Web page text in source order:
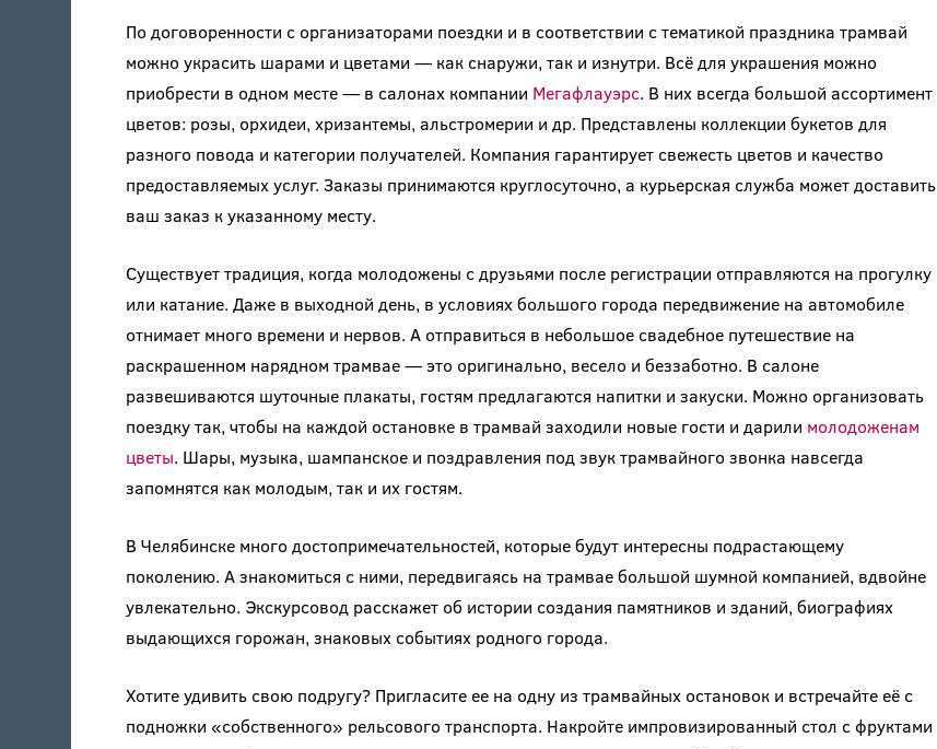
По договоренности с организаторами поездки и в соответствии с тематикой праздника трамвай
можно украсить шарами и цветами — как снаружи, так и изнутри. Всё для украшения можно
приобрести в одном месте — в салонах компании Мегафлауэрс. В них всегда большой ассортимент
цветов: розы, орхидеи, хризантемы, альстромерии и др. Представлены коллекции букетов для
разного повода и категории получателей. Компания гарантирует свежесть цветов и качество
предоставляемых услуг. Заказы принимаются круглосуточно, а курьерская служба может доставить
ваш заказ к указанному месту.
Существует традиция, когда молодожены с друзьями после регистрации отправляются на прогулку
или катание. Даже в выходной день, в условиях большого города передвижение на автомобиле
отнимает много времени и нервов. А отправиться в небольшое свадебное путешествие на
раскрашенном нарядном трамвае — это оригинально, весело и беззаботно. В салоне
развешиваются шуточные плакаты, гостям предлагаются напитки и закуски. Можно организовать
поездку так, чтобы на каждой остановке в трамвай заходили новые гости и дарили молодоженам
цветы. Шары, музыка, шампанское и поздравления под звук трамвайного звонка навсегда
запомнятся как молодым, так и их гостям.
В Челябинске много достопримечательностей, которые будут интересны подрастающему
поколению. А знакомиться с ними, передвигаясь на трамвае большой шумной компанией, вдвойне
увлекательно. Экскурсовод расскажет об истории создания памятников и зданий, биографиях
выдающихся горожан, знаковых событиях родного города.
Хотите удивить свою подругу? Пригласите ее на одну из трамвайных остановок и встречайте её с
подножки «собственного» рельсового транспорта. Накройте импровизированный стол с фруктами